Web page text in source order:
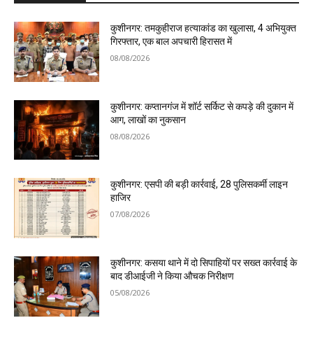
कुशीनगर: तमकुहीराज हत्याकांड का खुलासा, 4 अभियुक्त
गिरफ्तार, एक बाल अपचारी हिरासत में
08/08/2026
कुशीनगर: कप्तानगंज में शॉर्ट सर्किट से कपड़े की दुकान में
आग, लाखों का नुकसान
08/08/2026
कुशीनगर: एसपी की बड़ी कार्रवाई, 28 पुलिसकर्मी लाइन
हाजिर
07/08/2026
कुशीनगर: कसया थाने में दो सिपाहियों पर सख्त कार्रवाई के
बाद डीआईजी ने किया औचक निरीक्षण
05/08/2026